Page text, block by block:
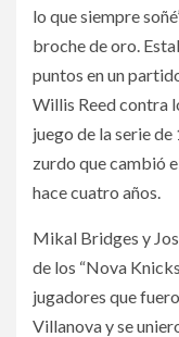
lo que siempre
broche de oro.
puntos en un
Willis Reed contra
juego de la serie
zurdo que cambió
hace cuatro años.
Mikal Bridges y
de los “Nova
jugadores que
Villanova y se